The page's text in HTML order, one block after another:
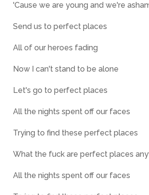
'Cause we are young and we're
Send us to perfect places
All of our heroes fading
Now I can't stand to be alone
Let's go to perfect places
All the nights spent off our faces
Trying to find these perfect places
What the fuck are perfect places
All the nights spent off our faces